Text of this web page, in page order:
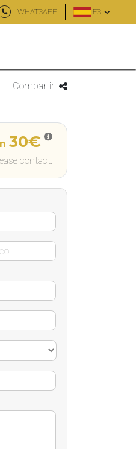
WHATSAPP ES
Compartir
30€
contact.